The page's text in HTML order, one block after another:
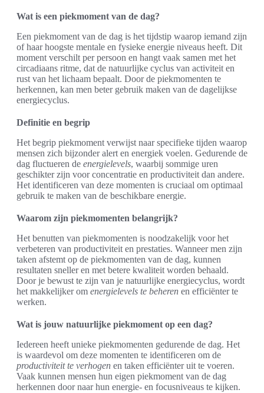
Wat is een piekmoment van de dag?
Een piekmoment van de dag is het tijdstip waarop iemand zijn
of haar hoogste mentale en fysieke energie niveaus heeft. Dit
moment verschilt per persoon en hangt vaak samen met het
circadiaans ritme, dat de natuurlijke cyclus van activiteit en
rust van het lichaam bepaalt. Door de piekmomenten te
herkennen, kan men beter gebruik maken van de dagelijkse
energiecyclus.
Definitie en begrip
Het begrip piekmoment verwijst naar specifieke tijden waarop
mensen zich bijzonder alert en energiek voelen. Gedurende de
dag fluctueren de energielevels, waarbij sommige uren
geschikter zijn voor concentratie en productiviteit dan andere.
Het identificeren van deze momenten is cruciaal om optimaal
gebruik te maken van de beschikbare energie.
Waarom zijn piekmomenten belangrijk?
Het benutten van piekmomenten is noodzakelijk voor het
verbeteren van productiviteit en prestaties. Wanneer men zijn
taken afstemt op de piekmomenten van de dag, kunnen
resultaten sneller en met betere kwaliteit worden behaald.
Door je bewust te zijn van je natuurlijke energiecyclus, wordt
het makkelijker om energielevels te beheren en efficiënter te
werken.
Wat is jouw natuurlijke piekmoment op een dag?
Iedereen heeft unieke piekmomenten gedurende de dag. Het
is waardevol om deze momenten te identificeren om de
productiviteit te verhogen en taken efficiënter uit te voeren.
Vaak kunnen mensen hun eigen piekmoment van de dag
herkennen door naar hun energie- en focusniveaus te kijken.